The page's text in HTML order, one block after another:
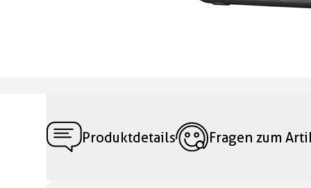
Produktdetails Fragen zum